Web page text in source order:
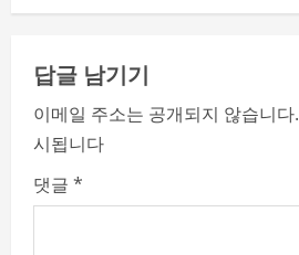
n
u
e
R
답글 남기기
이메일 주소는 공개되지 않습니다.
시됩니다
댓글 *